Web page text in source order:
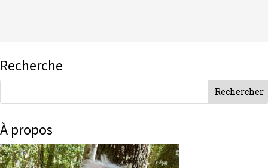
Recherche
À propos